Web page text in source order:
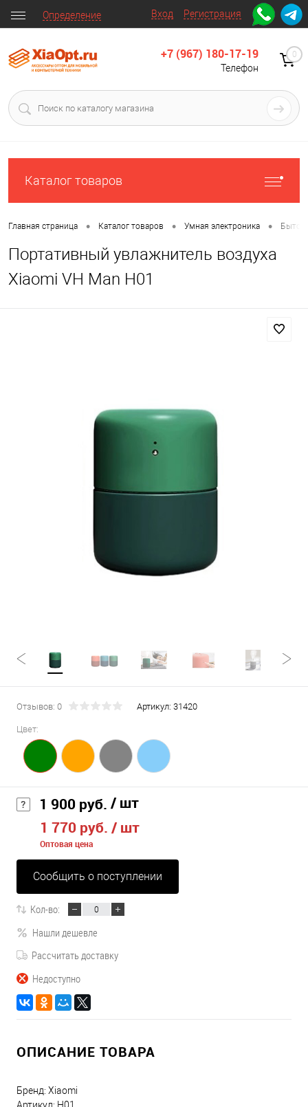
Вход Регистрация
Определение
+7 (967) 180-17-19
Телефон
0
Каталог товаров
Главная страница • Каталог товаров • Умная электроника •
Портативный увлажнитель воздуха
Xiaomi VH Man H01
Отзывов: 0 Артикул: 31420
Цвет:
1 900 руб. / шт
1 770 руб. / шт
Оптовая цена
Сообщить о поступлении
Кол-во:
Нашли дешевле
Рассчитать доставку
Недоступно
ОПИСАНИЕ ТОВАРА
Бренд: Xiaomi